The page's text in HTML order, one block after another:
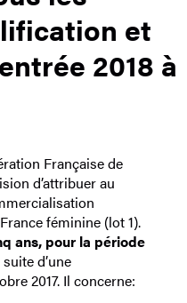
et
2018 à
Française de
d’attribuer au
féminine (lot 1).
ans, pour la période
suite d’une
2017. Il concerne: